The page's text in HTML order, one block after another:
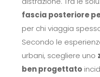
fascia posteriore
per chi viaggia
Secondo le
urbani, scegliere uno
ben progettato